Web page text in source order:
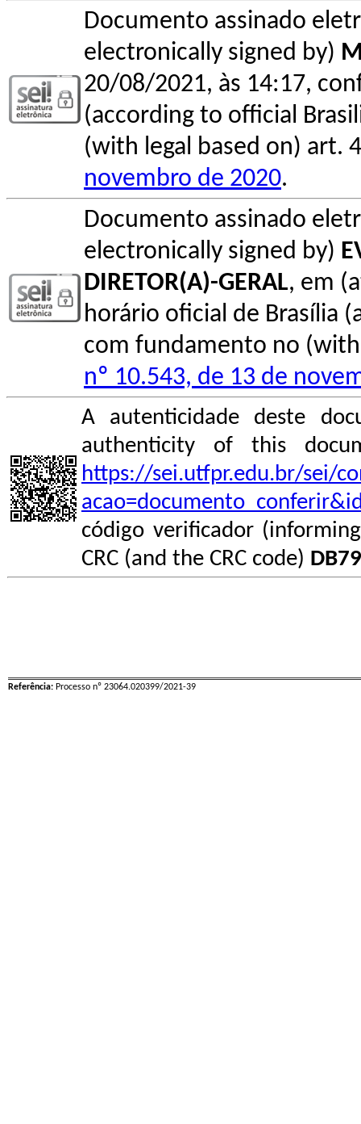
Documento assinado
electronically signed by)
20/08/2021, às 14:17,
(according to official
(with legal based on) art.
novembro de 2020.
Documento assinado
electronically signed by)
DIRETOR(A)-GERAL, em
horário oficial de Brasília
com fundamento no
nº 10.543, de 13 de
A autenticidade deste
authenticity of this
https://sei.utfpr.edu.br/sei/
código verificador
CRC (and the CRC code)
Referência: Processo nº 23064.020399/2021-39